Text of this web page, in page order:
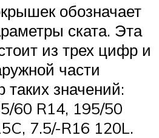
обозначает
ската. Эта
из трех цифр и
части
значений:
60 R14, 195/50
7.5/-R16 120L.